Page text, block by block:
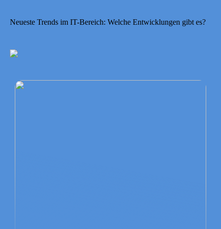
Neueste Trends im IT-Bereich: Welche Entwicklungen gibt es?